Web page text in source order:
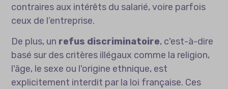
contraires aux intérêts du salarié, voire parfois
ceux de l’entreprise.
De plus, un refus discriminatoire, c'est-à-dire
basé sur des critères illégaux comme la religion,
l'âge, le sexe ou l'origine ethnique, est
explicitement interdit par la loi française. Ces